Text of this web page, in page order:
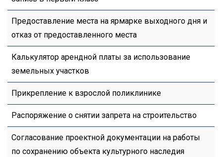
Предоставление места на ярмарке выходного дня и
отказ от предоставленного места
Калькулятор арендной платы за использование
земельных участков
Прикрепление к взрослой поликлинике
Распоряжение о снятии запрета на строительство
Согласование проектной документации на работы
по сохранению объекта культурного наследия